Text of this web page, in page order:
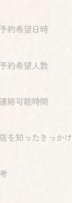
約希望日時
約希望人数
絡可能時間
を知ったきっかけ